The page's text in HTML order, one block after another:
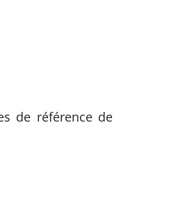
de référence de